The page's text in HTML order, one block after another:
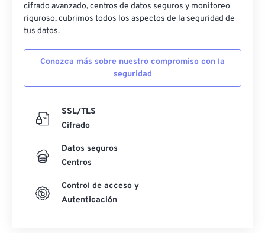
cifrado avanzado, centros de datos seguros y monitoreo
riguroso, cubrimos todos los aspectos de la seguridad de
tus datos.
Conozca más sobre nuestro compromiso con la
seguridad
SSL/TLS
Cifrado
Datos seguros
Centros
Control de acceso y
Autenticación